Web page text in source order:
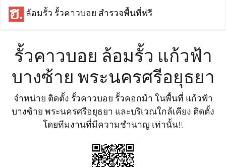
ล้อมรั้ว รั้วคาวบอย สำรวจพื้นที่ฟรี
รั้วคาวบอย ล้อมรั้ว แก้วฟ้า
บางซ้าย พระนครศรีอยุธยา
จำหน่าย ติดตั้ง รั้วคาวบอย รั้วคอกม้า ในพื้นที่ แก้วฟ้า
บางซ้าย พระนครศรีอยุธยา และบริเวณใกล้เคียง ติดตั้ง
โดยทีมงานที่มีความชำนาญ เท่านั้น!!